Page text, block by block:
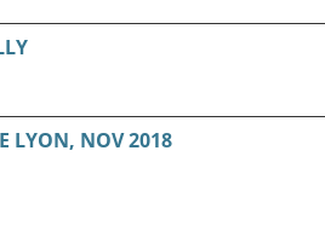
LYON, NOV 2018